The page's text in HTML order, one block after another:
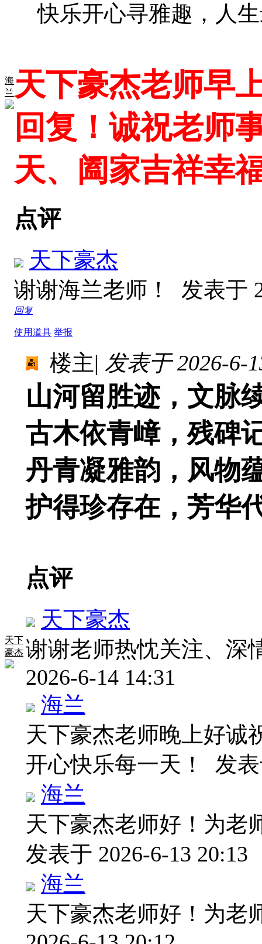
海
兰
快乐开心寻雅趣，人
天下豪杰老师早
回复！诚祝老师
天、阖家吉祥幸
点评
天下豪杰
谢谢海兰老师！ 发表于
回复
使用道具 举报
天下
豪杰
楼主| 发表于 2026-6-
山河留胜迹，文脉
古木依青嶂，残碑
丹青凝雅韵，风物
护得珍存在，芳华
点评
天下豪杰
谢谢老师热忱关注、
2026-6-14 14:31
海兰
天下豪杰老师晚上好诚
开心快乐每一天！ 发
海兰
天下豪杰老师好！为
发表于 2026-6-13 20:13
海兰
天下豪杰老师好！为